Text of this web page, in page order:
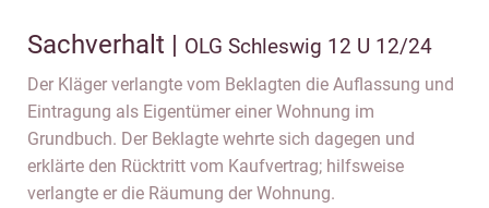
Sachverhalt | OLG Schleswig 12 U 12/24
Der Kläger verlangte vom Beklagten die Auflassung und
Eintragung als Eigentümer einer Wohnung im
Grundbuch. Der Beklagte wehrte sich dagegen und
erklärte den Rücktritt vom Kaufvertrag; hilfsweise
verlangte er die Räumung der Wohnung.